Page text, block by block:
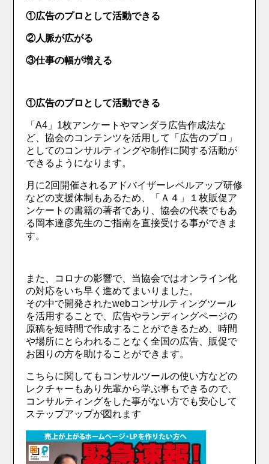
①広告のプロとして活動できる
②人脈が広がる
③仕事の幅が増える
①広告のプロとして活動できる
「A4」1枚アンケートやマンダラ広告作成法な
ど、協会のコンテンツを活用して「広告のプロ」
としてのコンサルティングや制作に関する活動が
できるようになります。
月に2回開催されるアドバイザーレベルアップ研修
などの支援体制もあるため、「Ａ４」１枚販促ア
ンケートの書籍の著者であり、協会の代表でもあ
る岡本達彦先生のご指南を直接受ける事ができま
す。
また、コロナの影響で、当協会ではオンライン化
の対応をいち早く進めてまいりました。
その中で開発されたwebコンサルティングツール
を活用することで、広告やランディングページの
原稿を短時間で作成することができるため、時間
や場所にとらわれることなく全国の広告、販促で
お困りの方を助けることができます。
こちらに関してもコンサルツールの使い方などの
レクチャーもあり先輩から学ぶ事もできるので、
コンサルティングをした事がない方でも安心して
ステップアップが図れます